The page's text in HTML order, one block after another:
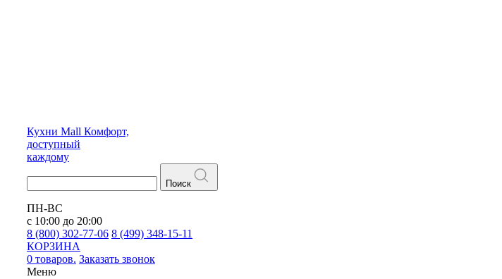
Кухни Mall Комфорт,
доступный
каждому
Поиск
ПН-ВС
с 10:00 до 20:00
8 (800) 302-77-06 8 (499) 348-15-11
КОРЗИНА
0 товаров. Заказать звонок
Меню